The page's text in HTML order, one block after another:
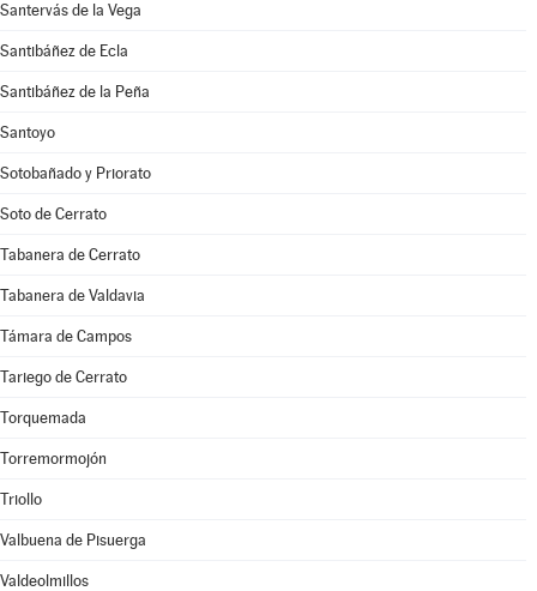
Santervás de la Vega
Santibáñez de Ecla
Santibáñez de la Peña
Santoyo
Sotobañado y Priorato
Soto de Cerrato
Tabanera de Cerrato
Tabanera de Valdavia
Támara de Campos
Tariego de Cerrato
Torquemada
Torremormojón
Triollo
Valbuena de Pisuerga
Valdeolmillos